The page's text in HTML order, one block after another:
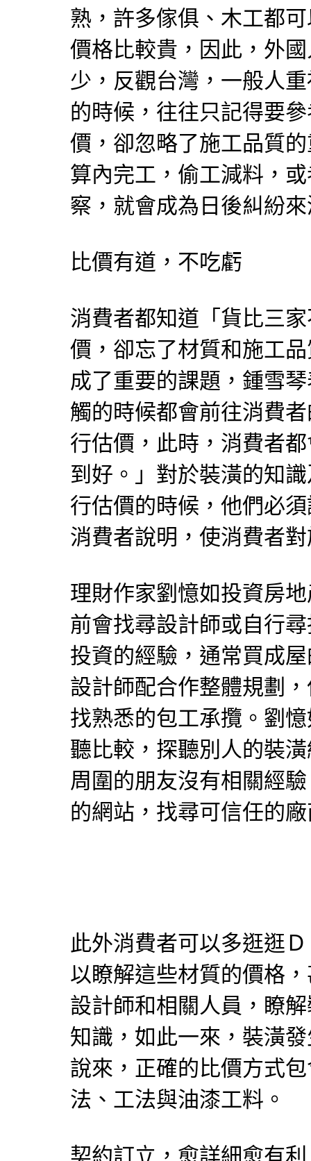
熟，許多傢俱、木工都
價格比較貴，因此，外
少，反觀台灣，一般人
的時候，往往只記得要
價，卻忽略了施工品質
算內完工，偷工減料，
察，就會成為日後糾紛
比價有道，不吃虧
消費者都知道「貨比三
價，卻忘了材質和施工
成了重要的課題，鍾雪
觸的時候都會前往消費
行估價，此時，消費者
到好。」對於裝潢的知
行估價的時候，他們必
消費者說明，使消費者
理財作家劉憶如投資房
前會找尋設計師或自行
投資的經驗，通常買成
設計師配合作整體規劃
找熟悉的包工承攬。劉
聽比較，探聽別人的裝
周圍的朋友沒有相關經
的網站，找尋可信任的
此外消費者可以多逛逛
以瞭解這些材質的價格
設計師和相關人員，瞭
知識，如此一來，裝潢
說來，正確的比價方式
法、工法與油漆工料。
契約訂立，愈詳細愈有利